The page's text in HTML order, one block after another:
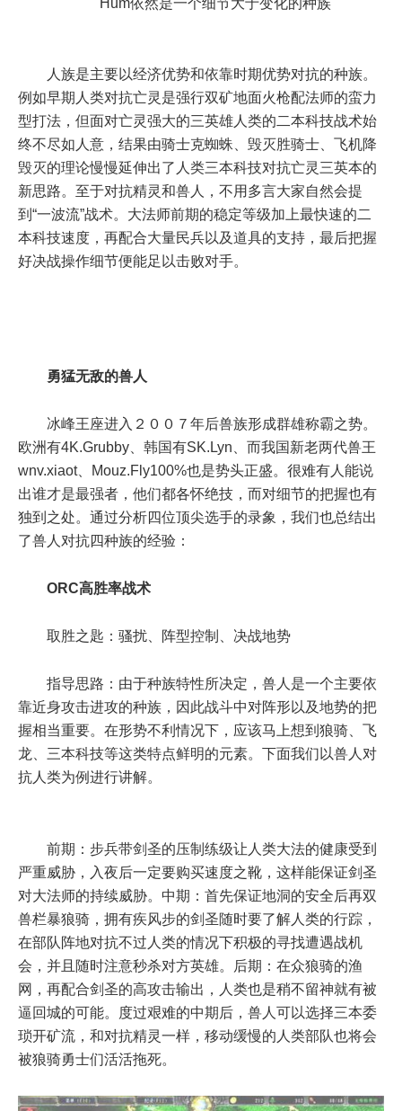
Hum依然是一个细节大于变化的种族
人族是主要以经济优势和依靠时期优势对抗的种族。
例如早期人类对抗亡灵是强行双矿地面火枪配法师的蛮力
型打法，但面对亡灵强大的三英雄人类的二本科技战术始
终不尽如人意，结果由骑士克蜘蛛、毁灭胜骑士、飞机降
毁灭的理论慢慢延伸出了人类三本科技对抗亡灵三英本的
新思路。至于对抗精灵和兽人，不用多言大家自然会提
到“一波流”战术。大法师前期的稳定等级加上最快速的二
本科技速度，再配合大量民兵以及道具的支持，最后把握
好决战操作细节便能足以击败对手。
勇猛无敌的兽人
冰峰王座进入２００７年后兽族形成群雄称霸之势。
欧洲有4K.Grubby、韩国有SK.Lyn、而我国新老两代兽王
wnv.xiaot、Mouz.Fly100%也是势头正盛。很难有人能说
出谁才是最强者，他们都各怀绝技，而对细节的把握也有
独到之处。通过分析四位顶尖选手的录象，我们也总结出
了兽人对抗四种族的经验：
ORC高胜率战术
取胜之匙：骚扰、阵型控制、决战地势
指导思路：由于种族特性所决定，兽人是一个主要依
靠近身攻击进攻的种族，因此战斗中对阵形以及地势的把
握相当重要。在形势不利情况下，应该马上想到狼骑、飞
龙、三本科技等这类特点鲜明的元素。下面我们以兽人对
抗人类为例进行讲解。
前期：步兵带剑圣的压制练级让人类大法的健康受到
严重威胁，入夜后一定要购买速度之靴，这样能保证剑圣
对大法师的持续威胁。中期：首先保证地洞的安全后再双
兽栏暴狼骑，拥有疾风步的剑圣随时要了解人类的行踪，
在部队阵地对抗不过人类的情况下积极的寻找遭遇战机
会，并且随时注意秒杀对方英雄。后期：在众狼骑的渔
网，再配合剑圣的高攻击输出，人类也是稍不留神就有被
逼回城的可能。度过艰难的中期后，兽人可以选择三本委
琐开矿流，和对抗精灵一样，移动缓慢的人类部队也将会
被狼骑勇士们活活拖死。